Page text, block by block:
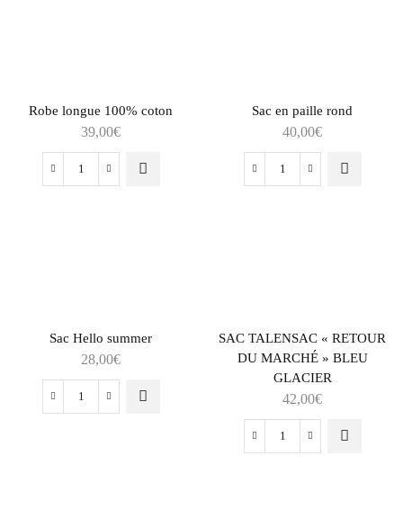
Robe longue 100% coton
39,00€
Sac en paille rond
40,00€
Sac Hello summer
28,00€
SAC TALENSAC « RETOUR
DU MARCHÉ » BLEU
GLACIER
42,00€